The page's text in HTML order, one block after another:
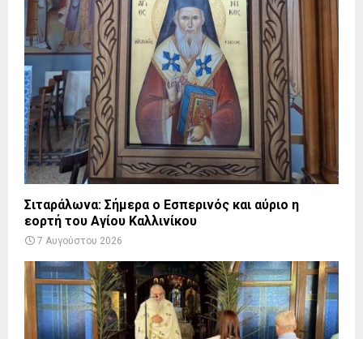
Σιταράλωνα: Σήμερα ο Εσπερινός και αύριο η
εορτή του Αγίου Καλλινίκου
7 Αυγούστου 2026